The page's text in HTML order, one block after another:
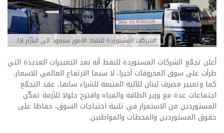
الشركات المستوردة للنفط: الأمور ستعود الى التأزّم اذا…
أعلن تجمّع الشركات المستوردة للنفط أنه بعد التغييرات العديدة التي
طرأت على سوق المحروقات أخيرا، لا سيما الارتفاع العالمي للاسعار،
كما وتغيير مصرف لبنان للآلية المتبعة للشراء سابقا، عقد التجمّع
اجتماعات عدة مع وزير الطاقة والمياه واقترح حلولا للأزمة تمكّن
المستوردين من الاستمرار في تلبية احتياجات السوق، حفاظا ‏على
حقوق المستوردين والمحطات والمواطنين.